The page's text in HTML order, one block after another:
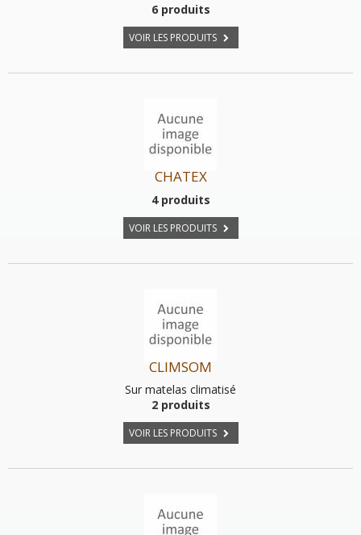
6 produits
VOIR LES PRODUITS
CHATEX
4 produits
VOIR LES PRODUITS
CLIMSOM
Sur matelas climatisé
2 produits
VOIR LES PRODUITS